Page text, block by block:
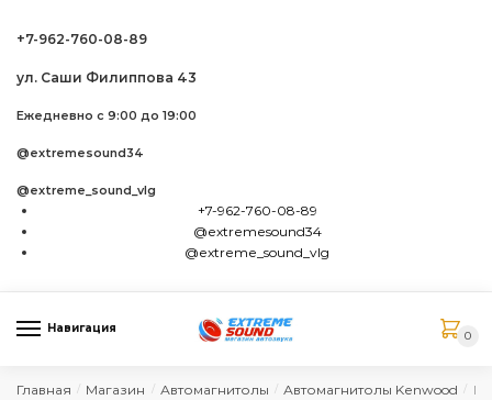
+7-962-760-08-89
ул. Саши Филиппова 43
Ежедневно с 9:00 до 19:00
@extremesound34
@extreme_sound_vlg
+7-962-760-08-89
@extremesound34
@extreme_sound_vlg
Навигация
0
Главная Магазин / Автомагнитолы / Автомагнитолы Kenwood